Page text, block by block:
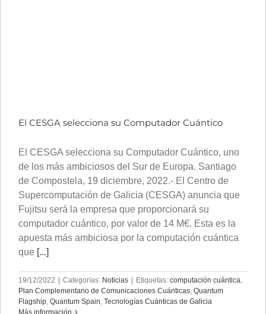
El CESGA selecciona su Computador Cuántico
El CESGA selecciona su Computador Cuántico, uno
de los más ambiciosos del Sur de Europa. Santiago
de Compostela, 19 diciembre, 2022.- El Centro de
Supercomputación de Galicia (CESGA) anuncia que
Fujitsu será la empresa que proporcionará su
computador cuántico, por valor de 14 M€. Esta es la
apuesta más ambiciosa por la computación cuántica
que [...]
19/12/2022 | Categorías: Noticias | Etiquetas: computación cuántica
Plan Complementario de Comunicaciones Cuánticas Quantum
Flagship Quantum Spain Tecnologías Cuánticas de Galicia
Más información